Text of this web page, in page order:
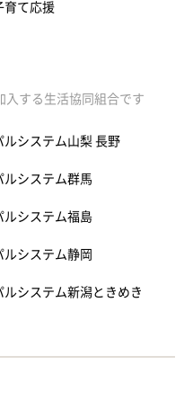
育て応援
入する生活協同組合です
ルシステム山梨 長野
ルシステム群馬
ルシステム福島
ルシステム静岡
ルシステム新潟ときめき